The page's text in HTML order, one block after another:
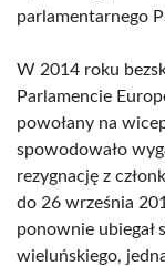
parlamentarnego
W 2014 roku
Parlamencie
powołany na
spowodowało
rezygnację z
do 26 września
ponownie ubiegał
wieluńskiego,